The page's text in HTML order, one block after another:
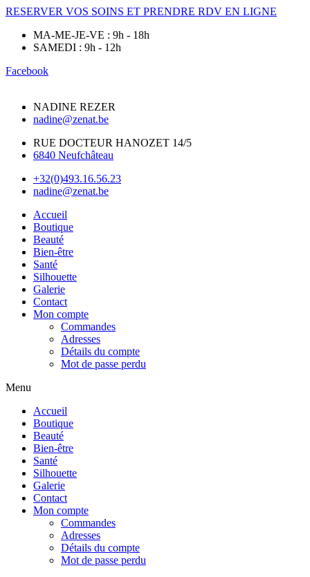
RESERVER VOS SOINS ET PRENDRE RDV EN LIGNE
MA-ME-JE-VE : 9h - 18h
SAMEDI : 9h - 12h
Facebook
NADINE REZER
nadine@zenat.be
RUE DOCTEUR HANOZET 14/5
6840 Neufchâteau
+32(0)493.16.56.23
nadine@zenat.be
Accueil
Boutique
Beauté
Bien-être
Santé
Silhouette
Galerie
Contact
Mon compte
Commandes
Adresses
Détails du compte
Mot de passe perdu
Menu
Accueil
Boutique
Beauté
Bien-être
Santé
Silhouette
Galerie
Contact
Mon compte
Commandes
Adresses
Détails du compte
Mot de passe perdu